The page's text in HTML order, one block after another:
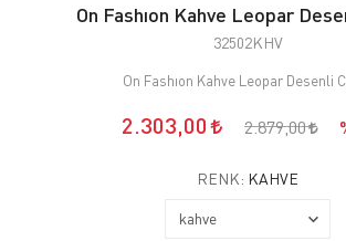
On Fashıon Kahve Leopar
32502KHV
On Fashıon Kahve Leopar Desenli
2.303,00 2.879,00
RENK: KAHVE